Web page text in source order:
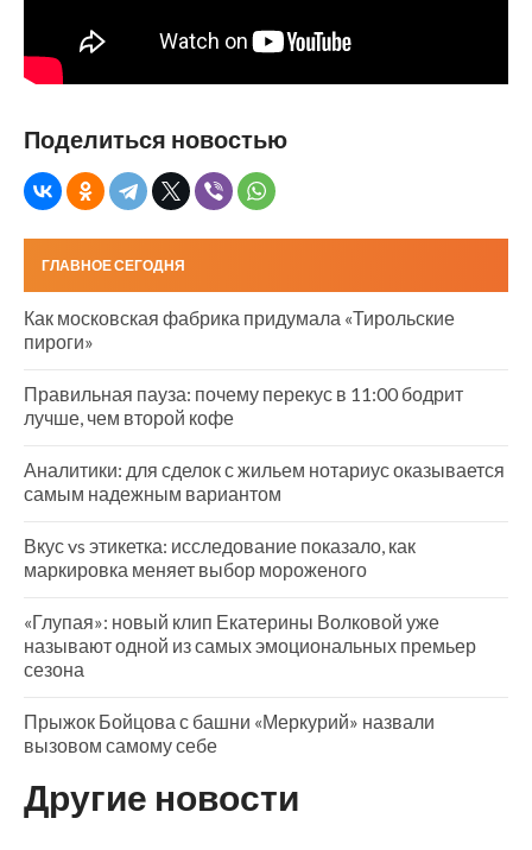
Поделиться новостью
ГЛАВНОЕ СЕГОДНЯ
Как московская фабрика придумала «Тирольские
пироги»
Правильная пауза: почему перекус в 11:00 бодрит
лучше, чем второй кофе
Аналитики: для сделок с жильем нотариус оказывается
самым надежным вариантом
Вкус vs этикетка: исследование показало, как
маркировка меняет выбор мороженого
«Глупая»: новый клип Екатерины Волковой уже
называют одной из самых эмоциональных премьер
сезона
Прыжок Бойцова с башни «Меркурий» назвали
вызовом самому себе
Другие новости